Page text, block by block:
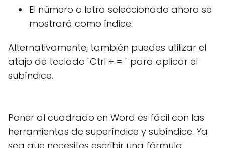
El número o letra seleccionado ahora se
mostrará como índice.
Alternativamente, también puedes utilizar el
atajo de teclado "Ctrl + = " para aplicar el
subíndice.
Poner al cuadrado en Word es fácil con las
herramientas de superíndice y subíndice. Ya